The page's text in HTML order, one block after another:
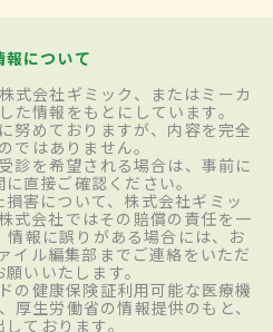
報について
式会社ギミック、またはミーカ
た情報をもとにしています。
努めておりますが、内容を完全
ではありません。
診を希望される場合は、事前に
直接ご確認ください。
害について、株式会社ギミッ
式会社ではその賠償の責任を一
報に誤りがある場合には、お
イル編集部までご連絡をいただ
いいたします。
の健康保険証利用可能な医療機
厚生労働省の情報提供のもと、
ております。